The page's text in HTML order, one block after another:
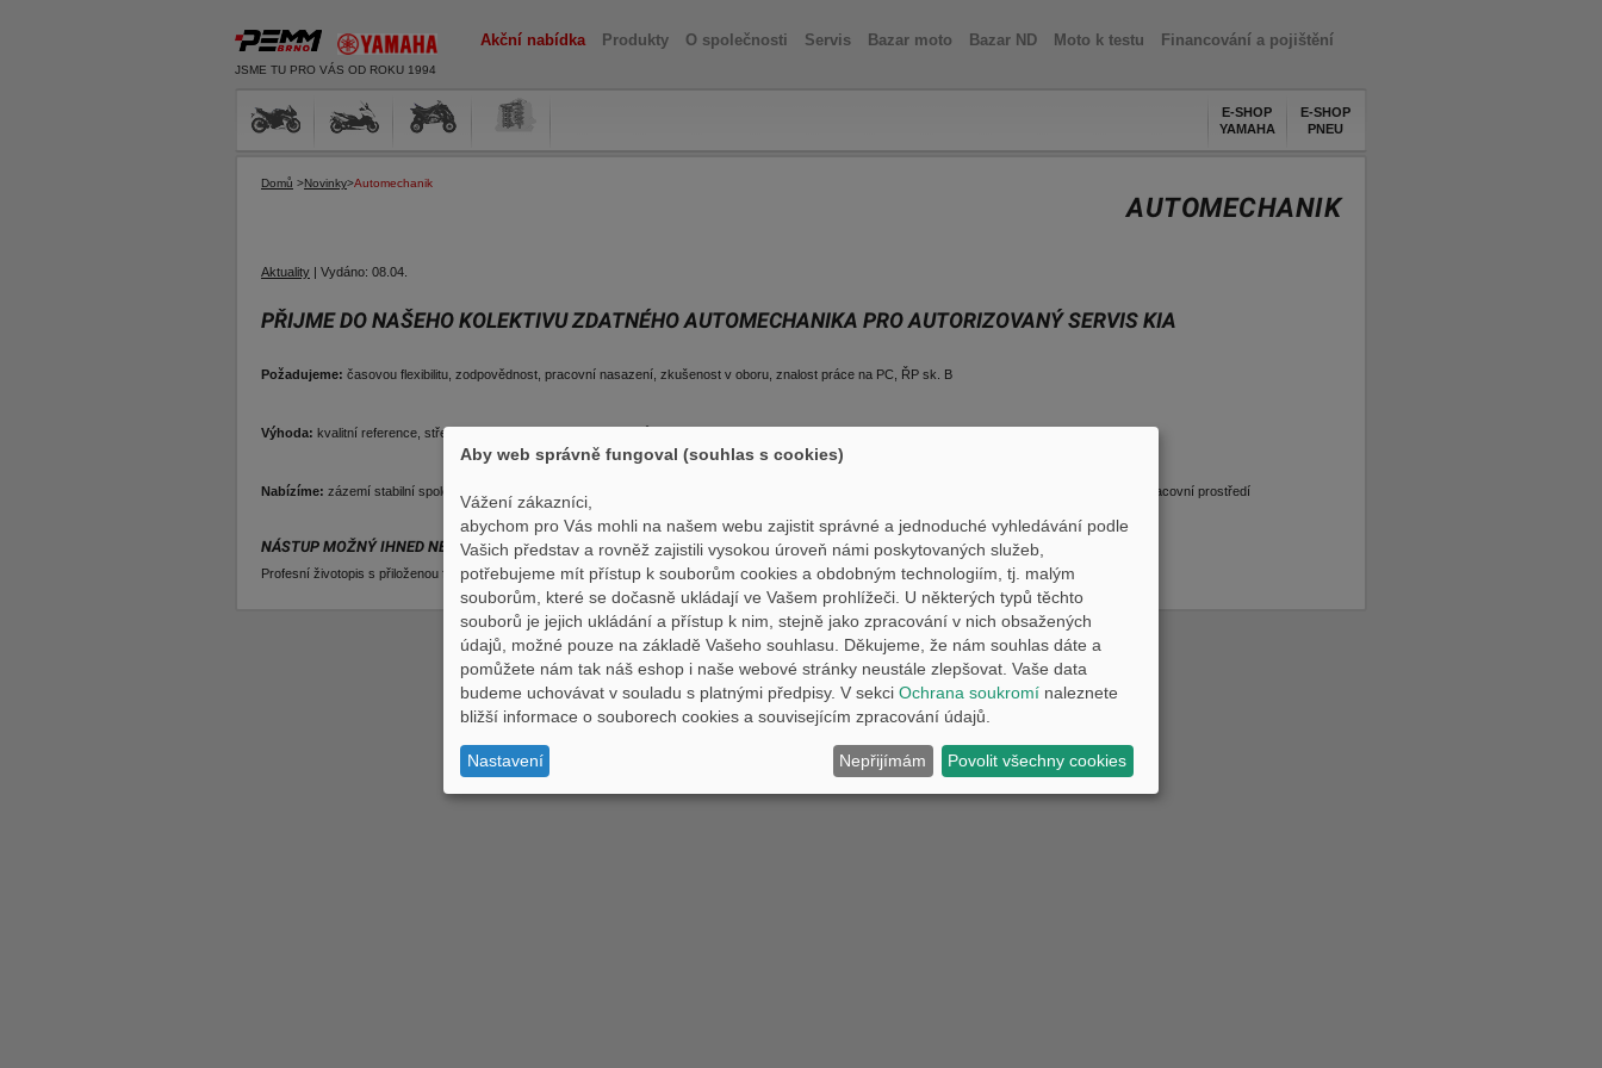
JSME TU PRO VÁS OD ROKU 1994
Akční nabídka Produkty O společnosti Servis Bazar moto Bazar ND Moto k testu Financování a pojištění
E-SHOP
YAMAHA
E-SHOP
PNEU
Domů >Novinky>Automechanik
AUTOMECHANIK
Aktuality | Vydáno: 08.04.
PŘIJME DO NAŠEHO KOLEKTIVU ZDATNÉHO AUTOMECHANIKA PRO AUTORIZOVANÝ SERVIS KIA
Požadujeme: časovou flexibilitu, zodpovědnost, pracovní nasazení, zkušenost v oboru, znalost práce na PC, ŘP sk. B
Výhoda: kvalitní reference, středoškolské vzdělání, svářečský průkaz, osvědčení na emisní měření, znalost anglického jazyka
Nabízíme: zázemí stabilní společnosti rozvíjející se značky, dobré platové podmínky podmíněné výkonem, zaměstnanecké výhody, příjemný kolektiv a pracovní prostředí
NÁSTUP MOŽNÝ IHNED NEBO DLE DOHODY.
Profesní životopis s přiloženou fotografií zasílejte na mail:vedeni@pemm.cz
Copyright © 2011-2026 PEMM Brno Kontakt
Aby web správně fungoval (souhlas s cookies)
Vážení zákazníci,
abychom pro Vás mohli na našem webu zajistit správné a jednoduché vyhledávání podle
Vašich představ a rovněž zajistili vysokou úroveň námi poskytovaných služeb,
potřebujeme mít přístup k souborům cookies a obdobným technologiím, tj. malým
souborům, které se dočasně ukládají ve Vašem prohlížeči. U některých typů těchto
souborů je jejich ukládání a přístup k nim, stejně jako zpracování v nich obsažených
údajů, možné pouze na základě Vašeho souhlasu. Děkujeme, že nám souhlas dáte a
pomůžete nám tak náš eshop i naše webové stránky neustále zlepšovat. Vaše data
budeme uchovávat v souladu s platnými předpisy. V sekci Ochrana soukromí naleznete
bližší informace o souborech cookies a souvisejícím zpracování údajů.
Nastavení Nepřijímám Povolit všechny cookies